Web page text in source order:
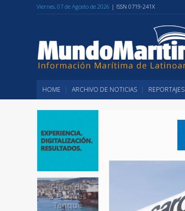
Viernes, 07 de Agosto de 2026 | ISSN 0719-241X
HOME ARCHIVO DE NOTICIAS REPORTAJES